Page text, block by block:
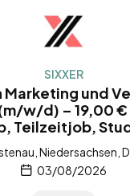
SIXXER
Marketing und
w/d) – 19,00
Teilzeitjob,
Niedersachsen,
03/08/2026